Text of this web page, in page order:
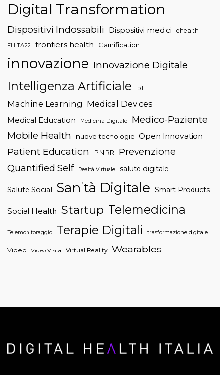
Digital Transformation
Dispositivi Indossabili Dispositivi medici ehealth
FHITA22 frontiers health Gamification
innovazione Innovazione Digitale
Intelligenza Artificiale IoT
Machine Learning Medical Devices
Medical Education Medicina Digitale
Medico-Paziente
Mobile Health
nuove tecnologie Open Innovation
Patient Education PNRR
Prevenzione
Quantified Self
Realtà Virtuale salute digitale
Salute Social Sanità Digitale Smart Products
Social Health Startup Telemedicina
Telemonitoraggio Terapie Digitali trasformazione digitale
Video Video Visita Virtual Reality Wearables